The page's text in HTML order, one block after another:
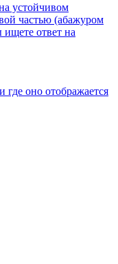
устойчивом
частью (абажуром
ответ на
где оно отображается